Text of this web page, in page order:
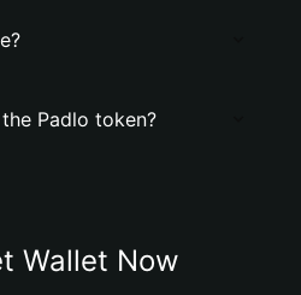
Padlo token?
Wallet Now